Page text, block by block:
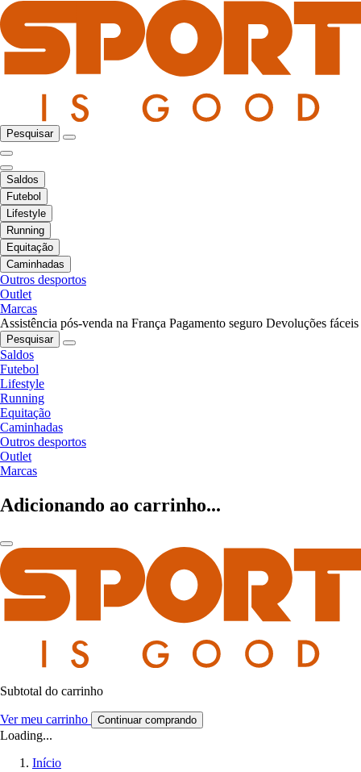
Pesquisar
Saldos
Futebol
Lifestyle
Running
Equitação
Caminhadas
Outros desportos
Outlet
Marcas
Assistência pós-venda na França Pagamento seguro Devoluções fáceis
Pesquisar
Saldos
Futebol
Lifestyle
Running
Equitação
Caminhadas
Outros desportos
Outlet
Marcas
Adicionando ao carrinho...
Subtotal do carrinho
Ver meu carrinho Continuar comprando
Loading...
Início